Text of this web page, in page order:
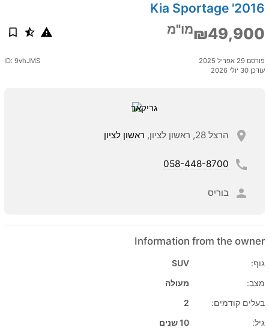
2016' Kia Sportage
₪49,900מו"מ
פורסם 29 אפריל 2025
עודכן 30 יולי 2026
ID: 9vhJMS
הרצל 28, ראשון לציון, ראשון לציון
058-448-8700
בוריס
Information from the owner
גוף:
SUV
מצב:
מעולה
בעלים קודמים:
2
גיל:
10 שנים